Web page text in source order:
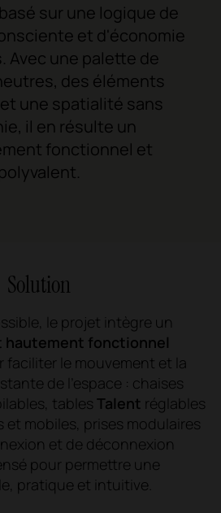
sur une logique de
et d'économie
Avec une palette de
des éléments
une spatialité sans
il en résulte un
fonctionnel et
Solution
le projet intègre un
hautement fonctionnel
faciliter le mouvement et la
de l’espace : chaises
tables Talent réglables
mobiles, prises modulaires
et de déconnexion
pour permettre une
pratique et intuitive.